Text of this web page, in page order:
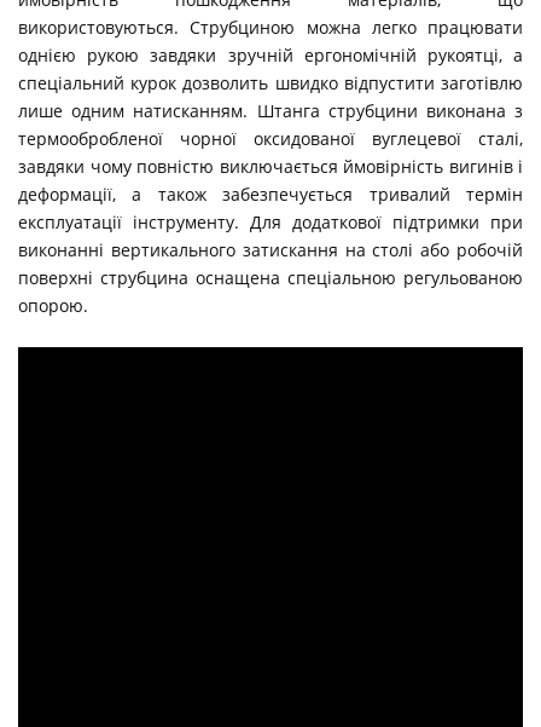
використовуються. Струбциною можна легко працювати
однією рукою завдяки зручній ергономічній рукоятці, а
спеціальний курок дозволить швидко відпустити заготівлю
лише одним натисканням. Штанга струбцини виконана з
термообробленої чорної оксидованої вуглецевої сталі,
завдяки чому повністю виключається ймовірність вигинів і
деформації, а також забезпечується тривалий термін
експлуатації інструменту. Для додаткової підтримки при
виконанні вертикального затискання на столі або робочій
поверхні струбцина оснащена спеціальною регульованою
опорою.